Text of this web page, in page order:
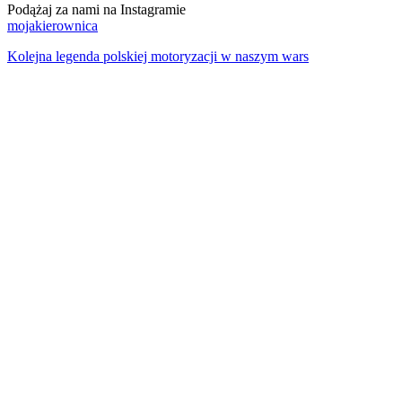
Podążaj za nami na Instagramie
mojakierownica
Kolejna legenda polskiej motoryzacji w naszym wars